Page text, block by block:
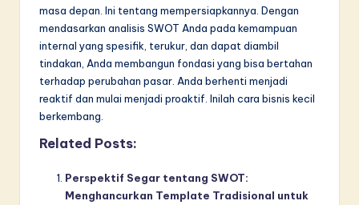
masa depan. Ini tentang mempersiapkannya. Dengan
mendasarkan analisis SWOT Anda pada kemampuan
internal yang spesifik, terukur, dan dapat diambil
tindakan, Anda membangun fondasi yang bisa bertahan
terhadap perubahan pasar. Anda berhenti menjadi
reaktif dan mulai menjadi proaktif. Inilah cara bisnis kecil
berkembang.
Related Posts:
Perspektif Segar tentang SWOT:
Menghancurkan Template Tradisional untuk